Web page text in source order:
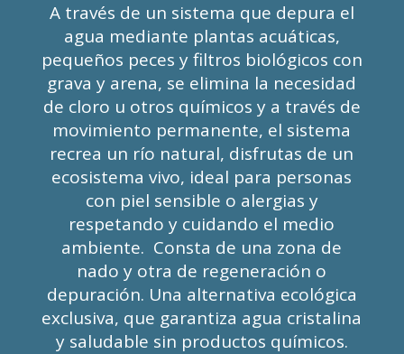
A través de un sistema que depura el
agua mediante plantas acuáticas,
pequeños peces y filtros biológicos con
grava y arena, se elimina la necesidad
de cloro u otros químicos y a través de
movimiento permanente, el sistema
recrea un río natural, disfrutas de un
ecosistema vivo, ideal para personas
con piel sensible o alergias y
respetando y cuidando el medio
ambiente. Consta de una zona de
nado y otra de regeneración o
depuración. Una alternativa ecológica
exclusiva, que garantiza agua cristalina
y saludable sin productos químicos.